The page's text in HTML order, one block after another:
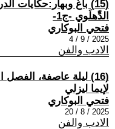
(15) باغ وبهار:حكايات
الدِّهلَوي -ج1-
فتحي البوكاري
2025 / 9 / 4
الادب والفن
(16) ليلة عاصفة، الفصل
لإيما ليزلي
فتحي البوكاري
2025 / 8 / 20
الادب والفن